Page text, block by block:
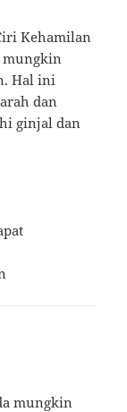
Kehamilan
mungkin
Hal ini
dan
ginjal dan
mungkin